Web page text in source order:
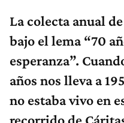
La colecta anual
bajo el lema “70
esperanza”.
años nos lleva a
no estaba vivo en
recorrido de